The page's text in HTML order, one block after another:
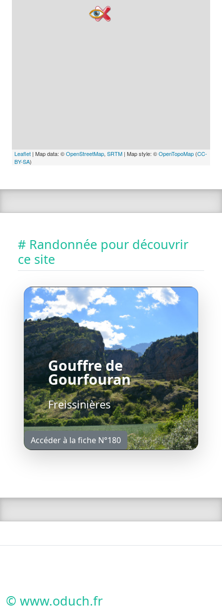
Leaflet | Map data: ©OpenStreetMap, SRTM | Map style: ©OpenTopoMap (CC-
BY-SA)
# Randonnée pour découvrir
ce site
Gouffre de
Gourfouran
Freissinières
Accéder à la fiche N°180
© www.oduch.fr